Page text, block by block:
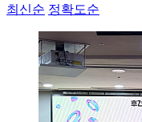
최신순 정확도순